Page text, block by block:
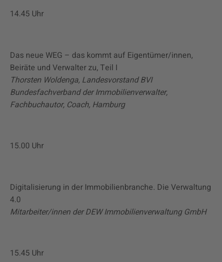
14.45 Uhr
Das neue WEG – das kommt auf Eigentümer/innen,
Beiräte und Verwalter zu, Teil I
Thorsten Woldenga, Landesvorstand BVI
Bundesfachverband der Immobilienverwalter,
Fachbuchautor, Coach, Hamburg
15.00 Uhr
Digitalisierung in der Immobilienbranche. Die Verwaltung
4.0
Mitarbeiter/innen der DEW Immobilienverwaltung GmbH
15.45 Uhr